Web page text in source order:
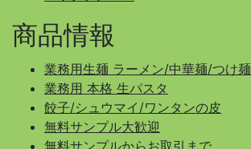
商品情報
業務用生麺 ラーメン/中華麺/つけ麺
業務用 本格 生パスタ
餃子/シュウマイ/ワンタンの皮
無料サンプル大歓迎
無料サンプルからお取引まで